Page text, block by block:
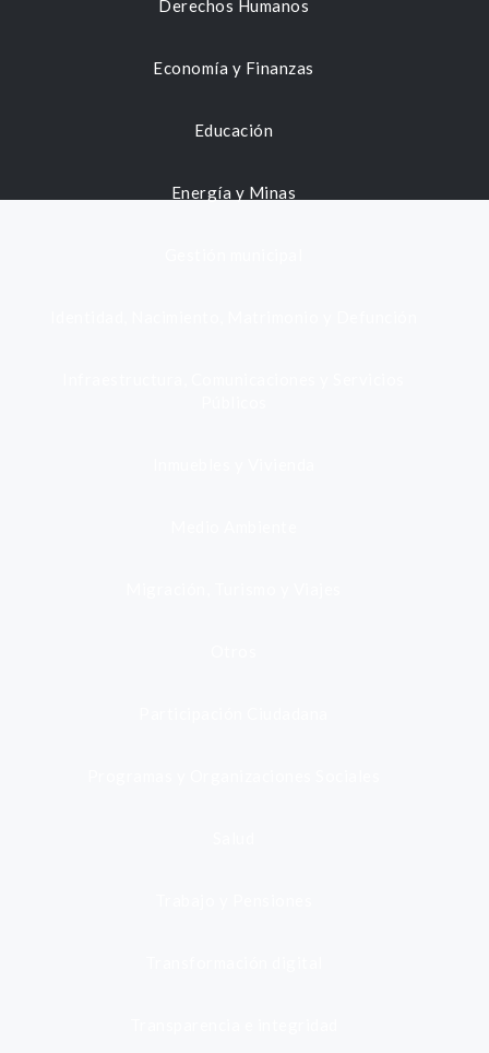
Derechos Humanos
Economía y Finanzas
Educación
Energía y Minas